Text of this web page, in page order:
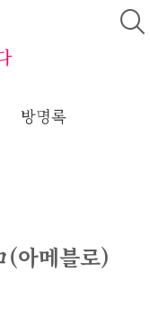
방명록
아메블로)